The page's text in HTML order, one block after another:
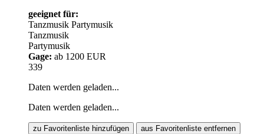
geeignet für:
Tanzmusik Partymusik
Tanzmusik
Partymusik
Gage: ab 1200 EUR
339
Daten werden geladen...
Daten werden geladen...
zu Favoritenliste hinzufügen aus Favoritenliste entfernen